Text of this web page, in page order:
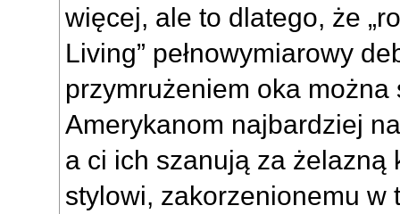
więcej, ale to dlatego, że
Living” pełnowymiarowy
przymrużeniem oka można
Amerykanom najbardziej
a ci ich szanują za
stylowi, zakorzenionemu w